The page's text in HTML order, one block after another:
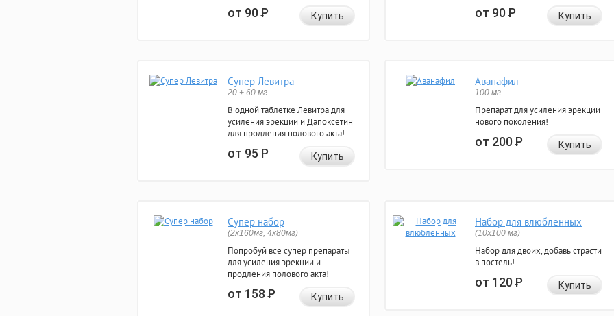
от 90Р Купить от 90Р Купить
Супер Левитра
20 + 60 мг
В одной таблетке Левитра для
усиления эрекции и Дапоксетин
для продления полового акта!
от 95Р Купить
Аванафил
100 мг
Препарат для усиления эрекции
нового поколения!
от 200Р Купить
Супер набор
(2х160мг, 4х80мг)
Попробуй все супер препараты
для усиления эрекции и
продления полового акта!
от 158Р Купить
Набор для влюбленных
(10х100 мг)
Набор для двоих, добавь страсти
в постель!
от 120Р Купить